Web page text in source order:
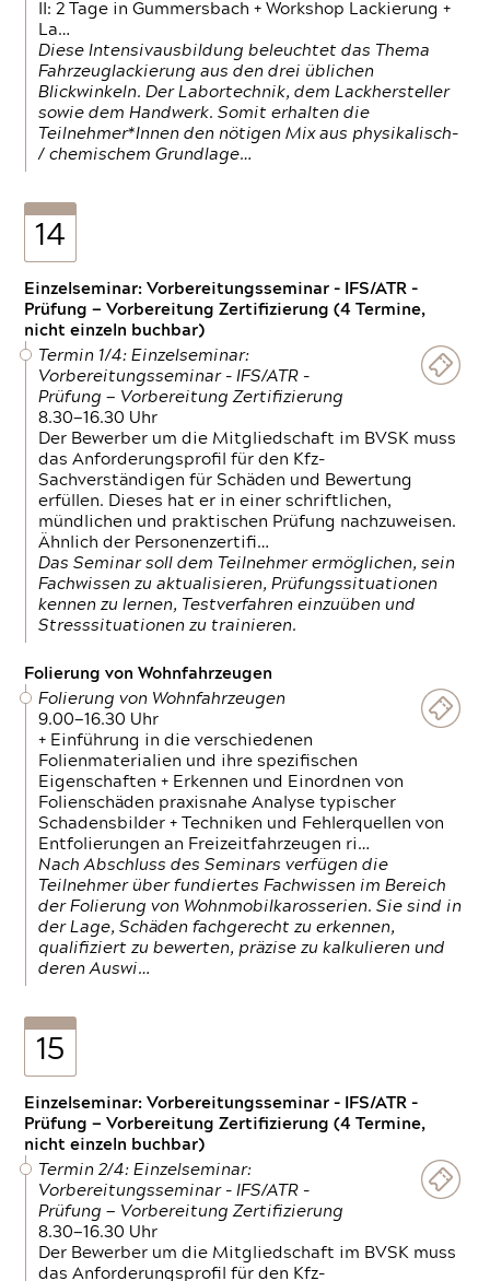
II: 2 Tage in Gummersbach + Workshop Lackierung +
La…
Diese Intensivausbildung beleuchtet das Thema
Fahrzeuglackierung aus den drei üblichen
Blickwinkeln. Der Labortechnik, dem Lackhersteller
sowie dem Handwerk. Somit erhalten die
Teilnehmer*Innen den nötigen Mix aus physikalisch-
/ chemischem Grundlage…
14
Einzelseminar: Vorbereitungsseminar - IFS/ATR -
Prüfung — Vorbereitung Zertifizierung (4 Termine,
nicht einzeln buchbar)
Termin 1/4: Einzelseminar:
Vorbereitungsseminar - IFS/ATR -
Prüfung — Vorbereitung Zertifizierung
8.30—16.30 Uhr
Der Bewerber um die Mitgliedschaft im BVSK muss
das Anforderungsprofil für den Kfz-
Sachverständigen für Schäden und Bewertung
erfüllen. Dieses hat er in einer schriftlichen,
mündlichen und praktischen Prüfung nachzuweisen.
Ähnlich der Personenzertifi…
Das Seminar soll dem Teilnehmer ermöglichen, sein
Fachwissen zu aktualisieren, Prüfungssituationen
kennen zu lernen, Testverfahren einzuüben und
Stresssituationen zu trainieren.
Folierung von Wohnfahrzeugen
Folierung von Wohnfahrzeugen
9.00—16.30 Uhr
+ Einführung in die verschiedenen
Folienmaterialien und ihre spezifischen
Eigenschaften + Erkennen und Einordnen von
Folienschäden praxisnahe Analyse typischer
Schadensbilder + Techniken und Fehlerquellen von
Entfolierungen an Freizeitfahrzeugen ri…
Nach Abschluss des Seminars verfügen die
Teilnehmer über fundiertes Fachwissen im Bereich
der Folierung von Wohnmobilkarosserien. Sie sind in
der Lage, Schäden fachgerecht zu erkennen,
qualifiziert zu bewerten, präzise zu kalkulieren und
deren Auswi…
15
Einzelseminar: Vorbereitungsseminar - IFS/ATR -
Prüfung — Vorbereitung Zertifizierung (4 Termine,
nicht einzeln buchbar)
Termin 2/4: Einzelseminar:
Vorbereitungsseminar - IFS/ATR -
Prüfung — Vorbereitung Zertifizierung
8.30—16.30 Uhr
Der Bewerber um die Mitgliedschaft im BVSK muss
das Anforderungsprofil für den Kfz-